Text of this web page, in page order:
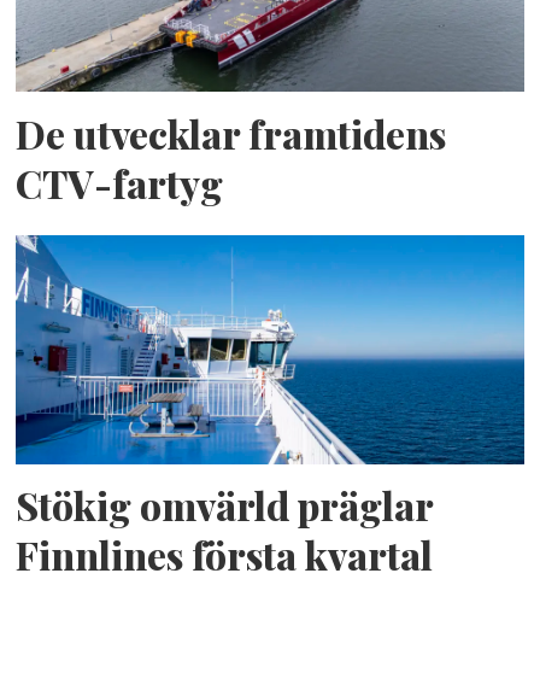
De utvecklar framtidens
CTV-fartyg
Stökig omvärld präglar
Finnlines första kvartal